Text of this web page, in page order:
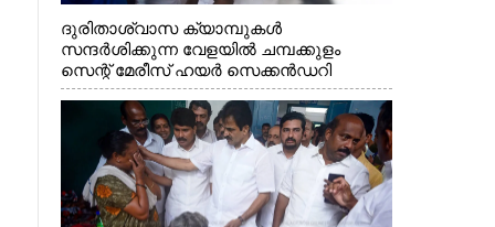
ദുരിതാശ്വാസ ക്യാമ്പുകൾ
സന്ദർശിക്കുന്ന വേളയിൽ ചമ്പക്കുളം
സെന്റ് മേരീസ് ഹയർ സെക്കൻഡറി
സ്കൂളിലെ ക്യാമ്പിലെത്തിയ എ.ഐ.സി.സി
ജനറൽ സെക്രട്ടറി കെ.സി
വേണുഗോപാൽ എം.പി കുരുന്നിനെ
എടുത്ത് ലാളിച്ചപ്പോൾ. സഹകരണ-
എക്സൈസ് വകുപ്പ് മന്ത്രി എം. ലിജു,
കൃഷിവകുപ്പ് മന്ത്രി ടി. സിദ്ദിഖ്, റെജി
ചെറിയാൻ എം. എൽ. എ എന്നിവർ സമീപം